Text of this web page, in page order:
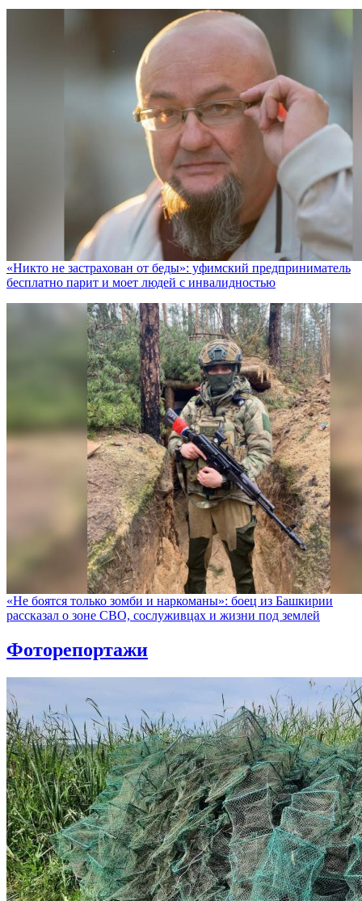
«Никто не заcтрахован от беды»: уфимский предприниматель
бесплатно парит и моет людей с инвалидностью
«Не боятся только зомби и наркоманы»: боец из Башкирии
рассказал о зоне СВО, сослуживцах и жизни под землей
Фоторепортажи